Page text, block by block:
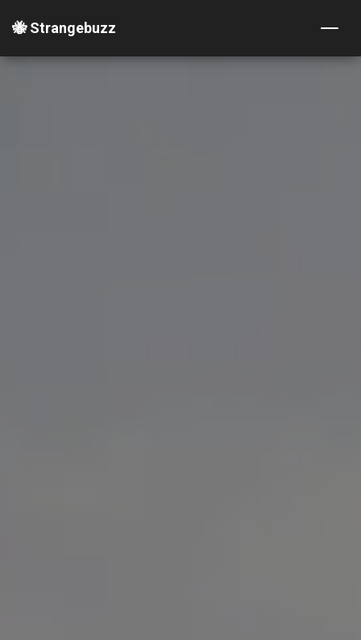
🐝 Strangebuzz